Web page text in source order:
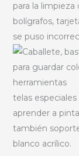
para la limpieza
bolígrafos,
se puso
telas
aprender a
también
blanco acrílico.